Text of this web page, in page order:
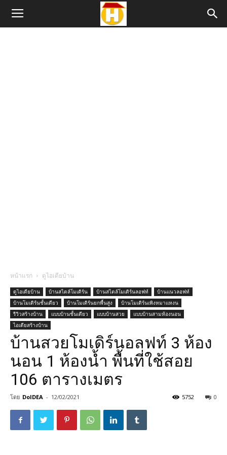
หน้าแรก ดูไอเดียบ้าน
ดูไอเดียบ้าน บ้านสไตล์โมเดิร์น บ้านสไตล์โมเดิร์นลอฟท์
บ้านแนวลอฟท์
บ้านโมเดิร์นชั้นเดียว
บ้านโมเดิร์นยกพื้นสูง
บ้านโมเดิร์นเพิงหมาแหงน
รีวิวสร้างบ้าน
แบบบ้านชั้นเดียว แบบบ้านสวย
แบบบ้านสามห้องนอน
ไอเดียสร้างบ้าน
บ้านสวยโมเดิร์นอลฟท์ 3 ห้อง
นอน 1 ห้องน้ำ พื้นที่ใช้สอย
106 ตารางเมตร
โดย DoIDEA - 12/02/2021 0
5752